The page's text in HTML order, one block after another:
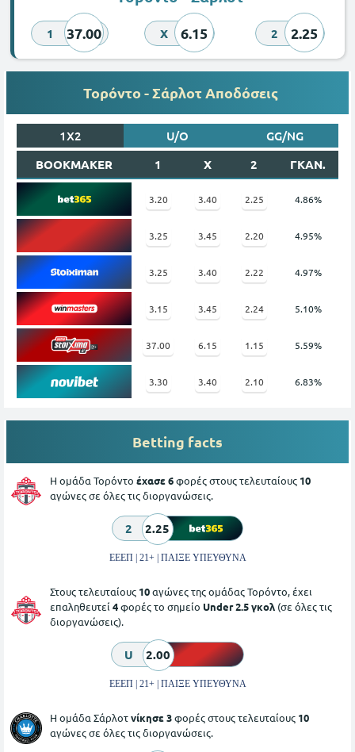
1 37.00 X 6.15 2 2.25
Τορόντο - Σάρλοτ Αποδόσεις
1X2 U/O
GG/NG
BOOKMAKER
1 X 2 ΓΚΑΝ.
3.20 3.40 2.25 4.86%
3.25 3.45 2.20 4.95%
3.25 3.40 2.22 4.97%
3.15 3.45 2.24 5.10%
37.00 6.15 1.15 5.59%
3.30 3.40 2.10 6.83%
Betting facts
Η ομάδα Τορόντο έχασε 6φορές στους τελευταίους 10
αγώνες σε όλες τις διοργανώσεις.
2 2.25
ΕΕΕΠ | 21+ | ΠΑΙΞΕ ΥΠΕΥΘΥΝΑ
Στους τελευταίους 10αγώνες της ομάδας Τορόντο, έχει
επαληθευτεί 4φορές το σημείο Under 2.5 γκολ (σε όλες τις
διοργανώσεις).
U 2.00
ΕΕΕΠ | 21+ | ΠΑΙΞΕ ΥΠΕΥΘΥΝΑ
Η ομάδα Σάρλοτνίκησε 3φορές στους τελευταίους 10
αγώνες σε όλες τις διοργανώσεις.